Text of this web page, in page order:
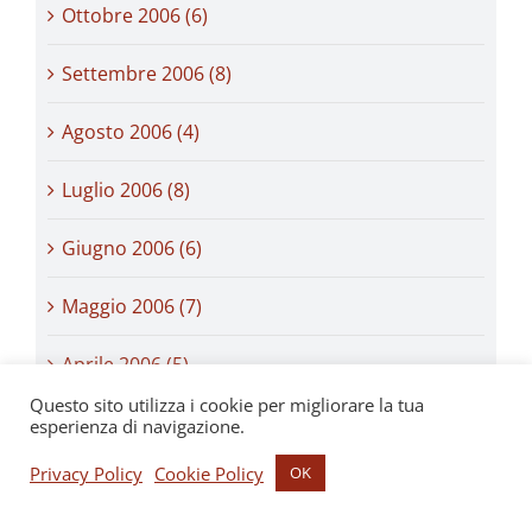
Ottobre 2006 (6)
Settembre 2006 (8)
Agosto 2006 (4)
Luglio 2006 (8)
Giugno 2006 (6)
Maggio 2006 (7)
Aprile 2006 (5)
Marzo 2006 (8)
Febbraio 2006 (7)
Questo sito utilizza i cookie per migliorare la tua
esperienza di navigazione.
Privacy Policy Cookie Policy OK